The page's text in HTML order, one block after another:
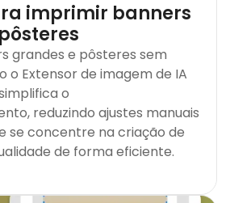
imprimir banners
grandes e pôsteres sem
o Extensor de imagem de IA
o
reduzindo ajustes manuais
se concentre na criação de
de forma eficiente.